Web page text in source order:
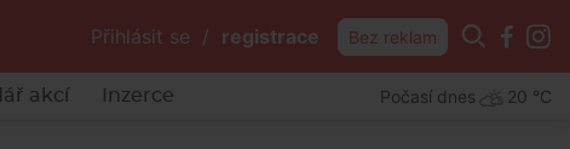
Přihlásit se / registrace Bez reklam
akcí Inzerce Počasí dnes 20 °C